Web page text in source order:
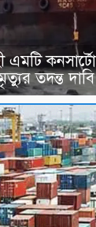
এমটি
তদন্ত দাবি